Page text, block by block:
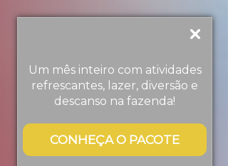
Um mês inteiro com atividades
refrescantes, lazer, diversão e
descanso na fazenda!
CONHEÇA O PACOTE